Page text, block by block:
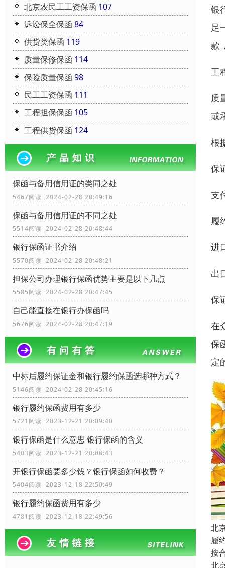
北京农民工工资保函 107
诉讼保全保函 84
供货类保函 119
质量保修保函 114
保险质量保函 98
民工工资保函 111
工程担保保函 105
工程供货保函 124
保函与备用信用证的类同之处
5467阅读 2024-02-28 20:49:16
保函与备用信用证的不同之处
5514阅读 2024-02-28 20:48:44
银行保函证书介绍
5570阅读 2024-02-28 20:48:21
担保公司办理银行保函优势主要是以下几点
5585阅读 2024-02-28 20:47:45
自己能直接在银行办保函吗
5676阅读 2024-02-28 20:47:19
中标后履约保证金和银行履约保函选哪种方式？
5146阅读 2024-02-28 20:45:16
银行履约保函费用有多少
5721阅读 2023-12-21 20:09:40
银行保函是什么意思 银行保函的含义
5403阅读 2023-12-21 20:08:43
开银行保函要多少钱？银行保函如何收费？
5404阅读 2023-12-18 22:50:49
银行履约保函费用有多少
4781阅读 2023-12-18 22:49:56
银
足
款
工
质
或
根
保
支
履
进
出
保
在
保
定
北
履
按
北